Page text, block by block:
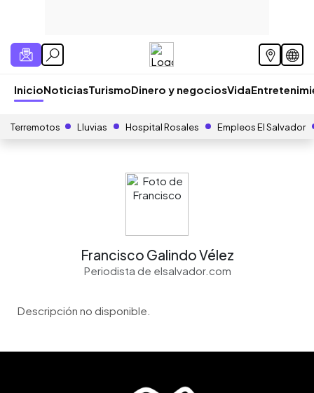
InicioNoticiasTurismoDinero y negociosVida
Terremotos Lluvias Hospital Rosales Empleos El Salvador
Francisco Galindo Vélez
Periodista de elsalvador.com
Descripción no disponible.